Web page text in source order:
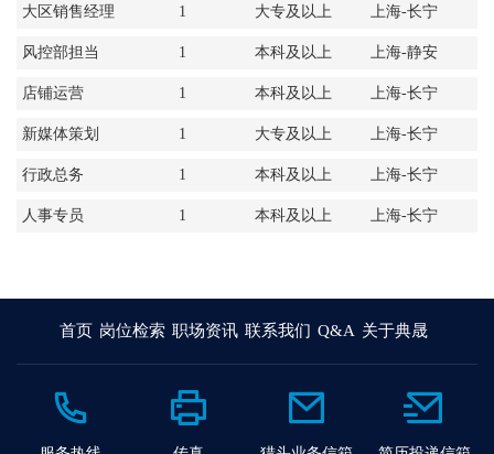
大区销售经理 1 大专及以上 上海-长宁
风控部担当 1 本科及以上 上海-静安
店铺运营 1 本科及以上 上海-长宁
新媒体策划 1 大专及以上 上海-长宁
行政总务 1 本科及以上 上海-长宁
人事专员 1 本科及以上 上海-长宁
首页 岗位检索 职场资讯 联系我们 Q&A 关于典晟